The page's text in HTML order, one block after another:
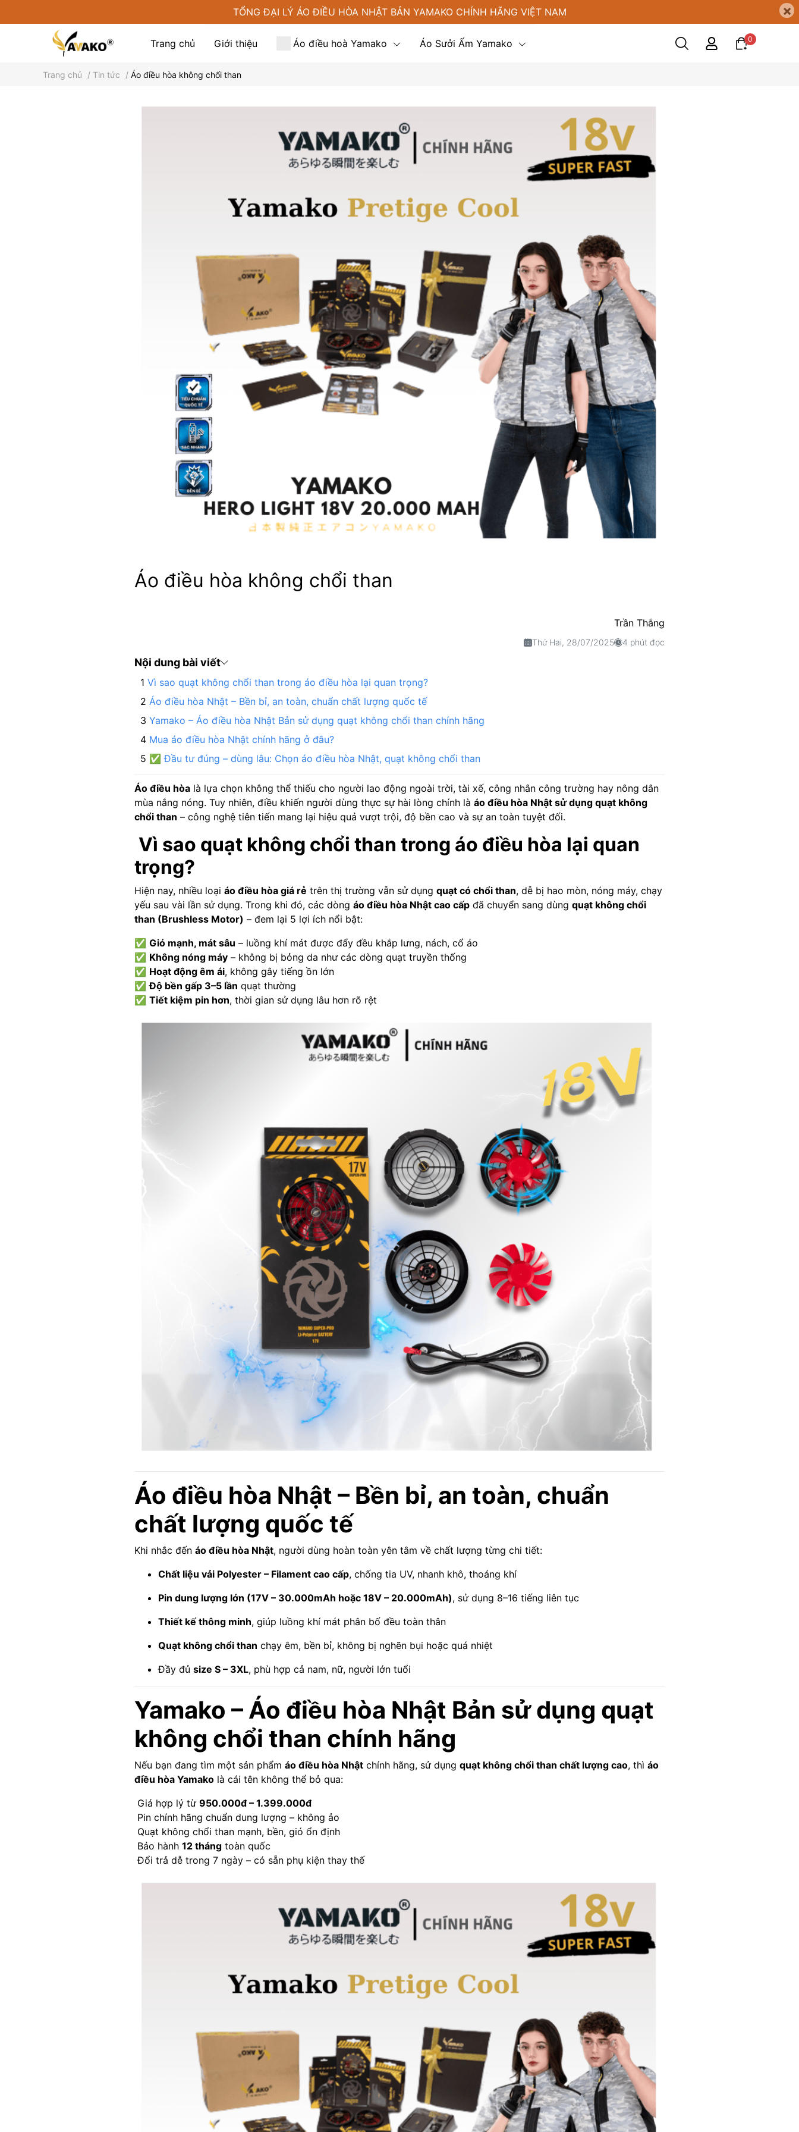
TỔNG ĐẠI LÝ ÁO ĐIỀU HÒA NHẬT BẢN YAMAKO CHÍNH HÃNG VIỆT NAM ×
Trang chủ Giới thiệu Áo điều hoà Yamako Áo Sưởi Ấm Yamako
Phụ kiện tại Yamako
0
Trang chủ / Tin tức / Áo điều hòa không chổi than
Áo điều hòa không chổi than
Trần Thắng
Thứ Hai, 28/07/2025 4 phút đọc
Nội dung bài viết
Vì sao quạt không chổi than trong áo điều hòa lại quan trọng?
Áo điều hòa Nhật – Bền bỉ, an toàn, chuẩn chất lượng quốc tế
Yamako – Áo điều hòa Nhật Bản sử dụng quạt không chổi than chính hãng
Mua áo điều hòa Nhật chính hãng ở đâu?
✅ Đầu tư đúng – dùng lâu: Chọn áo điều hòa Nhật, quạt không chổi than
Áo điều hòalà lựa chọn không thể thiếu cho người lao động ngoài trời, tài xế, công nhân công trường hay nông dân
mùa nắng nóng. Tuy nhiên, điều khiến người dùng thực sự hài lòng chính là áo điều hòa Nhật sử dụng quạt không
chổi than – công nghệ tiên tiến mang lại hiệu quả vượt trội, độ bền cao và sự an toàn tuyệt đối.
Vì sao quạt không chổi than trong áo điều hòa lại quan
trọng?
Hiện nay, nhiều loại áo điều hòa giá rẻ trên thị trường vẫn sử dụng quạt có chổi than, dễ bị hao mòn, nóng máy, chạy
yếu sau vài lần sử dụng. Trong khi đó, các dòng áo điều hòa Nhật cao cấpđã chuyển sang dùng quạt không chổi
than (Brushless Motor) – đem lại 5 lợi ích nổi bật:
✅ Gió mạnh, mát sâu – luồng khí mát được đẩy đều khắp lưng, nách, cổ áo
✅ Không nóng máy– không bị bỏng da như các dòng quạt truyền thống
✅ Hoạt động êm ái, không gây tiếng ồn lớn
✅Độ bền gấp 3–5 lần quạt thường
✅ Tiết kiệm pin hơn, thời gian sử dụng lâu hơn rõ rệt
Áo điều hòa Nhật – Bền bỉ, an toàn, chuẩn
chất lượng quốc tế
Khi nhắc đến áo điều hòa Nhật, người dùng hoàn toàn yên tâm về chất lượng từng chi tiết:
Chất liệu vải Polyester – Filament cao cấp, chống tia UV, nhanh khô, thoáng khí
Pin dung lượng lớn (17V – 30.000mAh hoặc 18V – 20.000mAh), sử dụng 8–16 tiếng liên tục
Thiết kế thông minh, giúp luồng khí mát phân bố đều toàn thân
Quạt không chổi than chạy êm, bền bỉ, không bị nghẽn bụi hoặc quá nhiệt
Đầy đủ size S – 3XL, phù hợp cả nam, nữ, người lớn tuổi
Yamako – Áo điều hòa Nhật Bản sử dụng quạt
không chổi than chính hãng
Nếu bạn đang tìm một sản phẩm áo điều hòa Nhậtchính hãng, sử dụng quạt không chổi than chất lượng cao, thì áo
điều hòa Yamakolà cái tên không thể bỏ qua:
Giá hợp lý từ 950.000đ – 1.399.000đ
Pin chính hãng chuẩn dung lượng – không ảo
Quạt không chổi than mạnh, bền, gió ổn định
Bảo hành 12 thángtoàn quốc
Đổi trả dễ trong 7 ngày – có sẵn phụ kiện thay thế